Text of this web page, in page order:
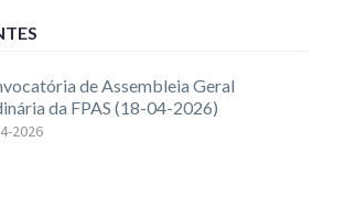
de Assembleia Geral
da FPAS (18-04-2026)
2026